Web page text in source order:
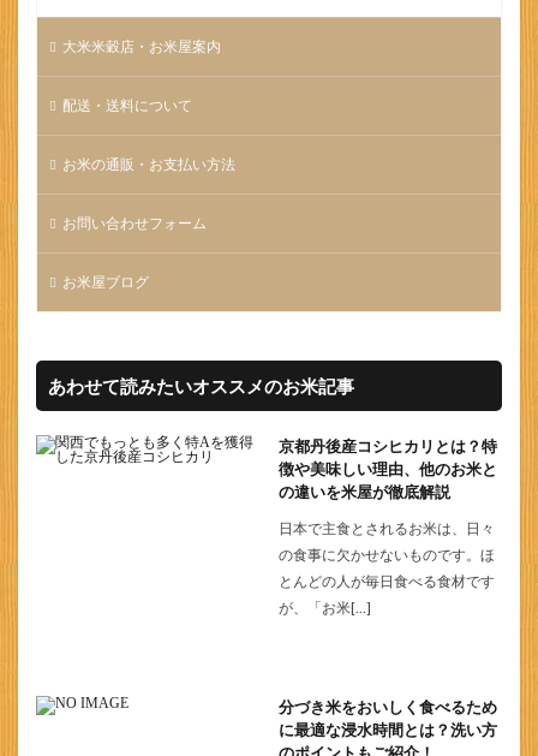
大米米穀店・お米屋案内
配送・送料について
お米の通販・お支払い方法
お問い合わせフォーム
お米屋ブログ
あわせて読みたいオススメのお米記事
京都丹後産コシヒカリとは？特
徴や美味しい理由、他のお米と
の違いを米屋が徹底解説
日本で主食とされるお米は、日々
の食事に欠かせないものです。ほ
とんどの人が毎日食べる食材です
が、「お米[…]
分づき米をおいしく食べるため
に最適な浸水時間とは？洗い方
のポイントもご紹介！